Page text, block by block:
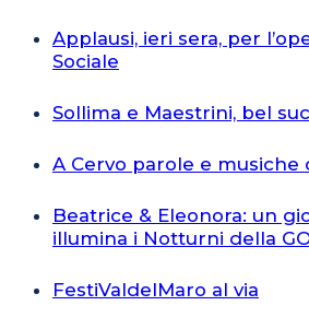
Applausi, ieri sera, per
Sociale
Sollima e Maestrini, bel
A Cervo parole e musiche
Beatrice & Eleonora: un
illumina i Notturni della
FestiValdelMaro al via